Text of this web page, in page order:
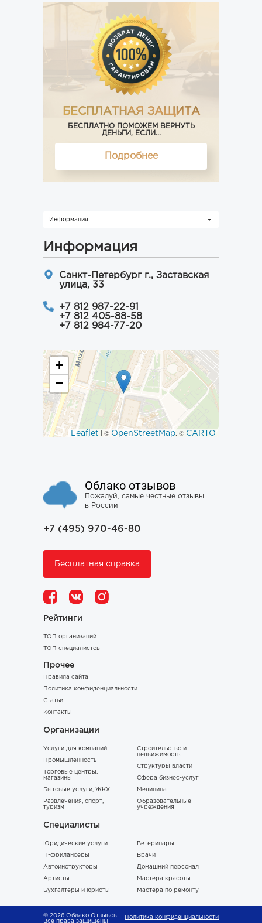
БЕСПЛАТНАЯ ЗАЩИТА
БЕСПЛАТНО ПОМОЖЕМ ВЕРНУТЬ
ДЕНЬГИ, ЕСЛИ...
Подробнее
Информация
Информация
Санкт-Петербург г., Заставская
улица, 33
+7 812 987-22-91
+7 812 405-88-58
+7 812 984-77-20
+
−
Leaflet | © OpenStreetMap, © CARTO
Облако отзывов
Пожалуй, самые честные отзывы
в России
+7 (495) 970-46-80
Бесплатная справка
Рейтинги
ТОП организаций
ТОП специалистов
Прочее
Правила сайта
Политика конфиденциальности
Статьи
Контакты
Организации
Услуги для компаний
Промышленность
Торговые центры,
магазины
Бытовые услуги, ЖКХ
Развлечения, спорт,
туризм
Строительство и
недвижимость
Структуры власти
Сфера бизнес-услуг
Медицина
Образовательные
учреждения
Специалисты
Юридические услуги
IT-фрилансеры
Автоинструкторы
Артисты
Бухгалтеры и юристы
Ветеринары
Врачи
Домашний персонал
Мастера красоты
Мастера по ремонту
© 2026 Облако Отзывов.
Все права защищены
Политика конфиденциальности